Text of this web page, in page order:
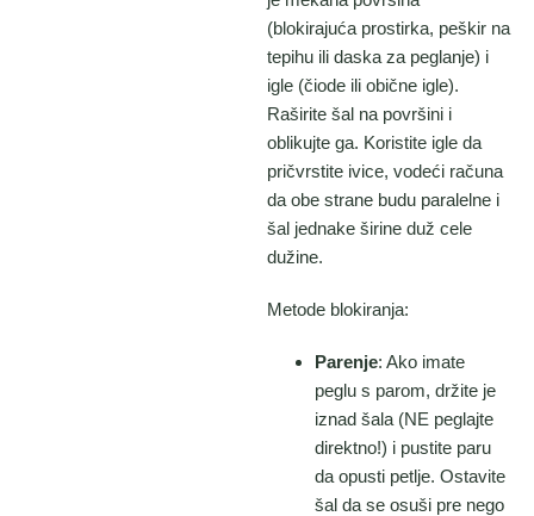
(blokirajuća prostirka, peškir na
tepihu ili daska za peglanje) i
igle (čiode ili obične igle).
Raširite šal na površini i
oblikujte ga. Koristite igle da
pričvrstite ivice, vodeći računa
da obe strane budu paralelne i
šal jednake širine duž cele
dužine.
Metode blokiranja:
Parenje: Ako imate
peglu s parom, držite je
iznad šala (NE peglajte
direktno!) i pustite paru
da opusti petlje. Ostavite
šal da se osuši pre nego